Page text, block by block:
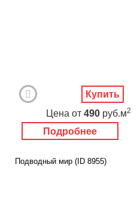
Подробнее
Цена от 490 руб.м2
Купить
Подводный мир (ID 8955)